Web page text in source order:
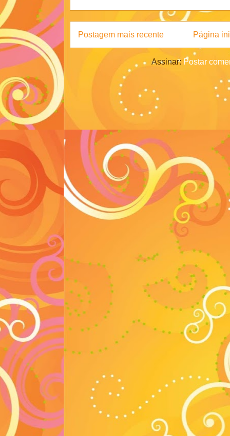
Postagem mais recente Página
Assinar: Postar